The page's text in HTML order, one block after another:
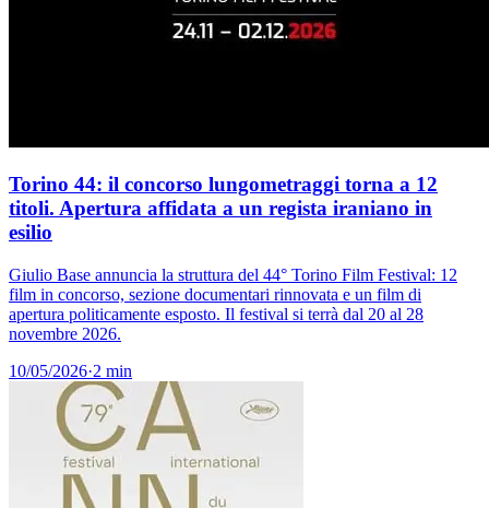
Torino 44: il concorso lungometraggi torna a 12
titoli. Apertura affidata a un regista iraniano in
esilio
Giulio Base annuncia la struttura del 44° Torino Film Festival: 12
film in concorso, sezione documentari rinnovata e un film di
apertura politicamente esposto. Il festival si terrà dal 20 al 28
novembre 2026.
10/05/2026·2 min